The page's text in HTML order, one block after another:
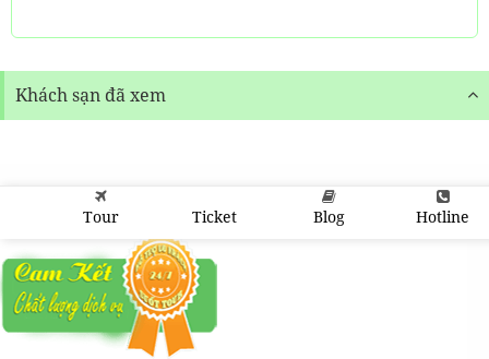
Khách sạn đã xem
Tour Ticket Blog Hotline